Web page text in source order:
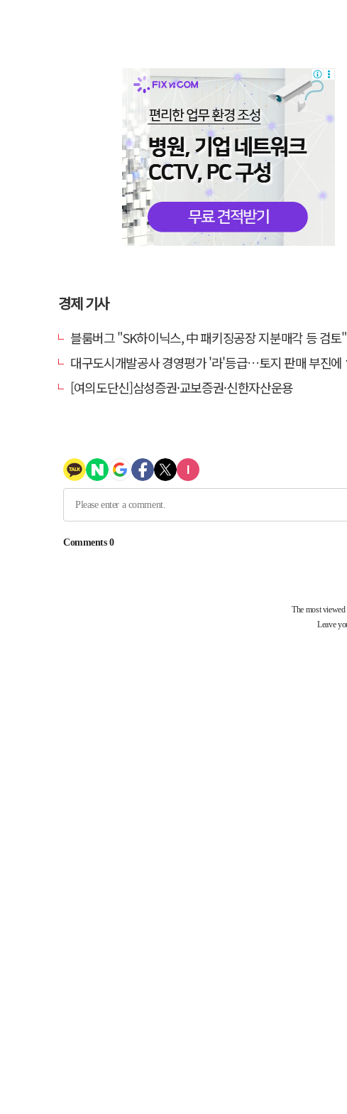
경제 기사
블룸버그 "SK하이닉스, 中 패키징공장 지분매각 등 검토"
대구도시개발공사 경영평가 '라'등급…토지 판매 부진에 1년 만에 두 단계 '뚝'
[여의도단신]삼성증권·교보증권·신한자산운용